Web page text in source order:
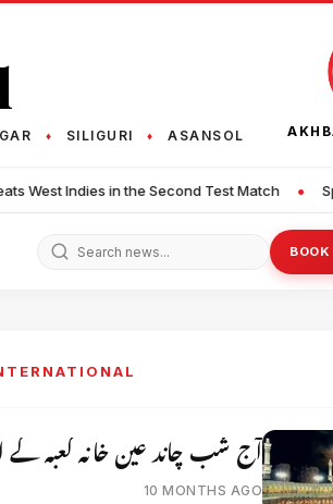
♦ SILIGURI ♦ ASANSOL
Test Match • Special Review of Voter List in
آج شب چاند عین خانہ کعبہ کے
10 MONTHS AGO